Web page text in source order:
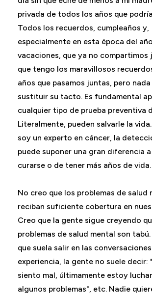
privada de todos los años que
Todos los recuerdos, cumpleaños y,
especialmente en esta época del
vacaciones, que ya no compartimos
que tengo los maravillosos
años que pasamos juntas, pero
sustituir su tacto. Es fundamental
cualquier tipo de prueba preventiva
Literalmente, pueden salvarle la
soy un experto en cáncer, la
puede suponer una gran diferencia
curarse o de tener más años de vida.
No creo que los problemas de salud
reciban suficiente cobertura en
Creo que la gente sigue creyendo
problemas de salud mental son
que suela salir en las
experiencia, la gente no suele decir:
siento mal, últimamente estoy
algunos problemas", etc. Nadie